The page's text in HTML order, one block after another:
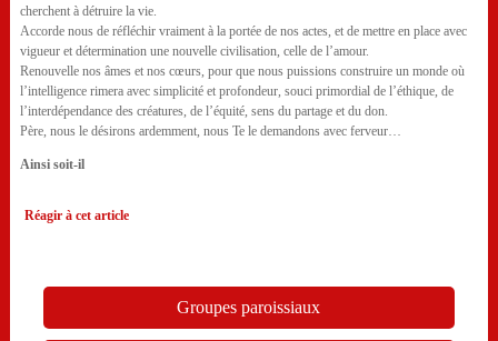
cherchent à détruire la vie.
Accorde nous de réfléchir vraiment à la portée de nos actes, et de mettre en place avec
vigueur et détermination une nouvelle civilisation, celle de l’amour.
Renouvelle nos âmes et nos cœurs, pour que nous puissions construire un monde où
l’intelligence rimera avec simplicité et profondeur, souci primordial de l’éthique, de
l’interdépendance des créatures, de l’équité, sens du partage et du don.
Père, nous le désirons ardemment, nous Te le demandons avec ferveur…
Ainsi soit-il
Réagir à cet article
Groupes paroissiaux